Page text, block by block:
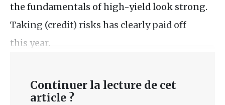
the fundamentals of high-yield look strong.
Taking (credit) risks has clearly paid off
this year.
Continuer la lecture de cet
article ?